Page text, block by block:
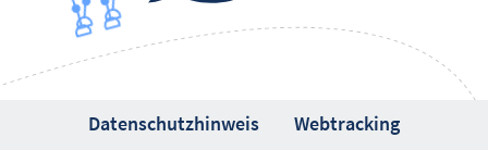
Datenschutzhinweis
Webtracking